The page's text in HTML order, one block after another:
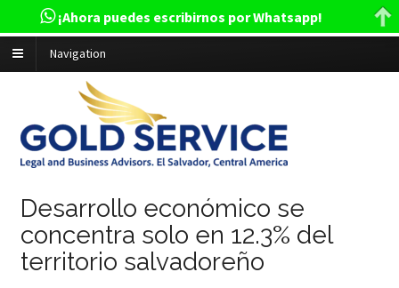
Navigation
Desarrollo económico se
concentra solo en 12.3% del
territorio salvadoreño
¡Ahora puedes escribirnos por Whatsapp!